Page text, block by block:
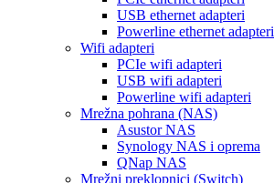
USB ethernet adapteri
Powerline ethernet adapteri
Wifi adapteri
PCIe wifi adapteri
USB wifi adapteri
Powerline wifi adapteri
Mrežna pohrana (NAS)
Asustor NAS
Synology NAS i oprema
QNap NAS
Mrežni preklopnici (Switch)